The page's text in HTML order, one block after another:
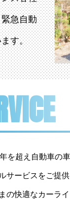
急自動
す。
を超え自動車の
サービスをご提
快適なカーラ